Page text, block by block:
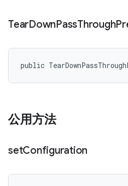
TearDownPassThrough
public
公用方法
setConfiguration